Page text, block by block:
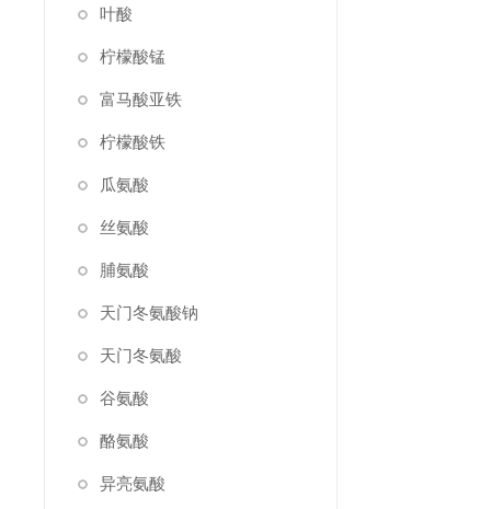
叶酸
柠檬酸锰
富马酸亚铁
柠檬酸铁
瓜氨酸
丝氨酸
脯氨酸
天门冬氨酸钠
天门冬氨酸
谷氨酸
酪氨酸
异亮氨酸